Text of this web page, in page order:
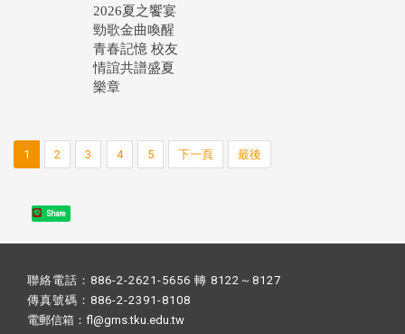
2026夏之饗宴
勁歌金曲喚醒
青春記憶 校友
情誼共譜盛夏
樂章
1 2 3 4 5 下一頁 最後
Share
聯絡電話：886-2-2621-5656 轉 8122～8127
傳真號碼：886-2-2391-8108
電郵信箱：fl@gms.tku.edu.tw